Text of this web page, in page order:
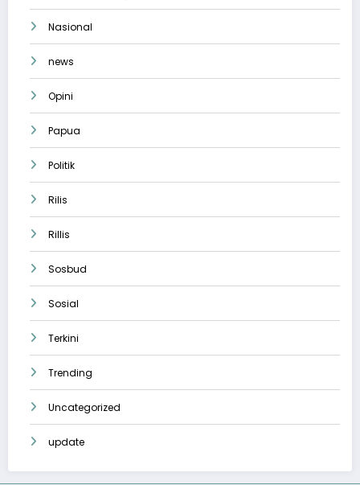
Nasional
news
Opini
Papua
Politik
Rilis
Rillis
Sosbud
Sosial
Terkini
Trending
Uncategorized
update